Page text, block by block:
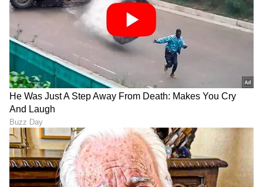
ಮಹ್ಮದ್ ರಫಿಕ್ ವಿಜಯಪುರದ ಬೇನಾಳ RC ಗ್ರಾಮದವನು. ಪಬ್ಲಿಕ್
ಟಿವಿ ಡಿಜಿಟಲ್, ನ್ಯೂಸ್ 18 ಕನ್ನಡ, ಇದೀಗ ಏಷ್ಯಾನೆಟ್ ಕನ್ನಡ ಸೇರಿ
ಡಿಜಿಟಲ್ ಮಾಧ್ಯಮದಲ್ಲಿ 8 ವರ್ಷಗಳ ಅನುಭವ. ಎಂ.ಕಾಂ. ಓದಿ
ಕೆಲಸ ಆರಂಭಿಸಿದ್ದು ಖಾಸಗಿ ಬ್ಯಾಂಕ್‌ವೊಂದರಲ್ಲಿ. ಆಕರ್ಷಿಸಿದ್ದು
ಪತ್ರಿಕೋದ್ಯಮ. ಯಾವ ಟಾಪಿಕ್ ಕೊಟ್ಟರೂ ಬರೆಯಬಲ್ಲೆ. ಓಟಿಟಿ
ಮೂವಿ ನೋಡೋದು ಇಷ್ಟ.
ಅಮೃತಧಾರೆ ಜೀ ಕನ್ನಡ ಕನ್ನಡ ಧಾರಾವಾಹಿ